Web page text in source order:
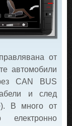
от
автомобили
CAN BUS
и след
В много от